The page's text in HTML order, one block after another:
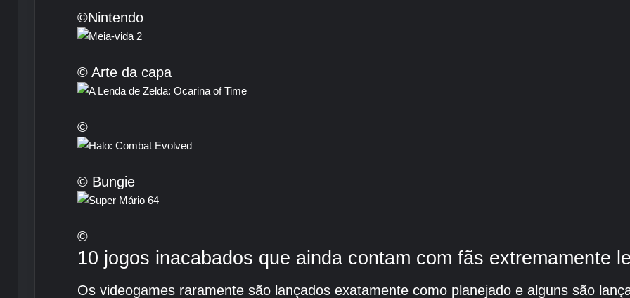
©Nintendo
© Arte da capa
©
© Bungie
©
10 jogos inacabados que ainda contam com fãs extremamente
Os videogames raramente são lançados exatamente como planejado e alguns são